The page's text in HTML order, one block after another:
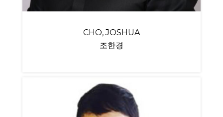
CHO, JOSHUA
조한경